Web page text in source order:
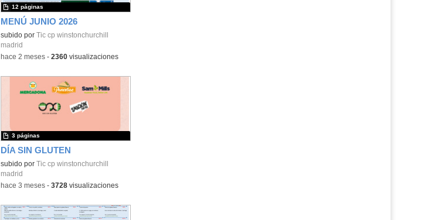
MENÚ JUNIO 2026
subido por
Tic cp winstonchurchill
madrid
12 páginas
-hace 2 meses- 2360visualizaciones
DÍA SIN GLUTEN
subido por
Tic cp winstonchurchill
madrid
3 páginas
-hace 3 meses- 3728visualizaciones